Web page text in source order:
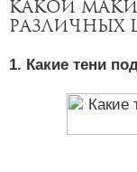
Какой
различных
1. Какие тени